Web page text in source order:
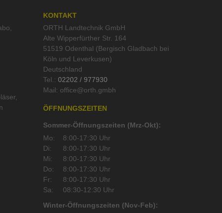
KONTAKT
ORTH Landtechnik GmbH
Alte Wipperfürther Str. 164
51519 Odenthal (Bergisch Gladbach bei
Köln und Leverkusen)
Deutschland
Tel.: 02202 / 977930
Mail:
ÖFFNUNGSZEITEN
Sommer-Öffnungszeiten (Mrz-Okt):
Mo:
8:00-17:30 Uhr
Di:
8:00-17:30 Uhr
Mi:
8:00-17:30 Uhr
Do:
8:00-17:30 Uhr
Fr:
8:00-17:30 Uhr
Sa:
08:30-12:30 Uhr
Winter-Öffnungszeiten (Nov-Feb):